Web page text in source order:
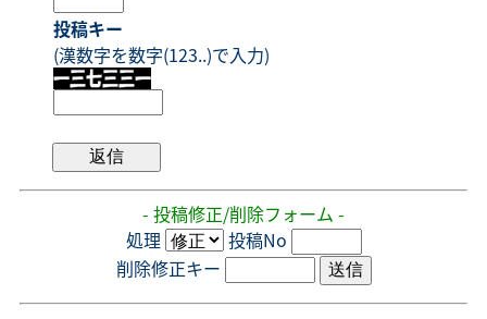
投稿キー
(漢数字を数字(123..)で入力)
- 投稿修正/削除フォーム -
処理
投稿No
削除修正キー